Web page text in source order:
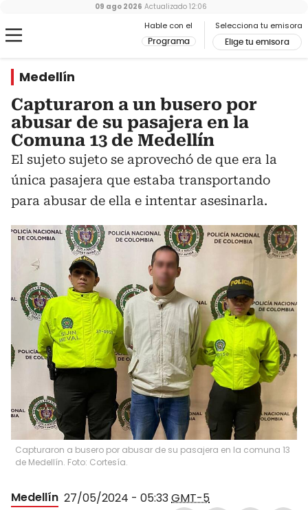
Hable con el
Programa
Selecciona tu emisora
Elige tu emisora
09 ago 2026 Actualizado 12:06
Medellín
Capturaron a un busero por
abusar de su pasajera en la
Comuna 13 de Medellín
El sujeto sujeto se aprovechó de que era la
única pasajera que estaba transportando
para abusar de ella e intentar asesinarla.
Capturaron a busero por abusar de su pasajera en la comuna 13
de Medellín. Foto: Cortesía.
Medellín 27/05/2024 - 05:33GMT-5